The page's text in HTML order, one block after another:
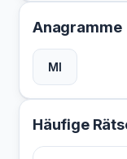
Anagramme
MI
Häufige